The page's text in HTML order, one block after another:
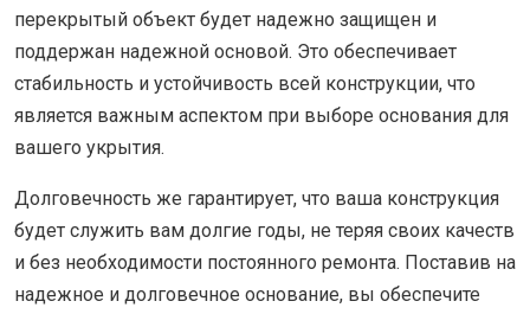
перекрытый объект будет надежно защищен и
поддержан надежной основой. Это обеспечивает
стабильность и устойчивость всей конструкции, что
является важным аспектом при выборе основания для
вашего укрытия.
Долговечность же гарантирует, что ваша конструкция
будет служить вам долгие годы, не теряя своих качеств
и без необходимости постоянного ремонта. Поставив на
надежное и долговечное основание, вы обеспечите